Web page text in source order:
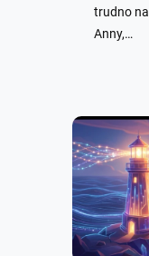
trudno
Anny,…